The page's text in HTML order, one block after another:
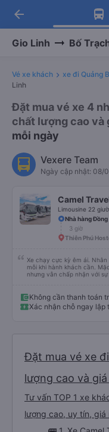
Tải
Nhận ưu
Tải
-30k/
arrow_back
Gio Linh Bố
Vé xe khách xe đi Quảng
Linh
Đặt mua vé xe 4
chất lượng cao và
mỗi ngày
Vexere Team
Ngày cập nhật: 08/
Camel
Limousine 22
Nhà hàng
3 giờ
Thiên Phú
Xe chạy cực kỳ êm ái.
mỗi khi hành khách cần.
nhưng vẫn chấp nhận với
Không cần thanh toán
Xác nhận chỗ ngay lập
Đặt mua vé xe
lượng cao và
Tư vấn TOP 1 xe
lượng cao, uy tín,